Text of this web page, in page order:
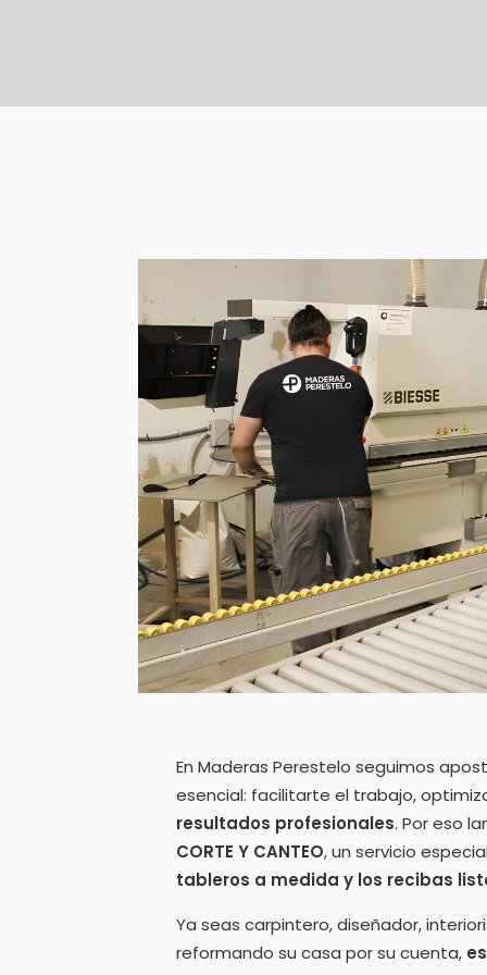
En Maderas Perestelo seguimos
esencial: facilitarte el trabajo,
resultados profesionales. Por eso
CORTE Y CANTEO, un servicio
tableros a medida y los recibas
Ya seas carpintero, diseñador,
reformando su casa por su cuenta,